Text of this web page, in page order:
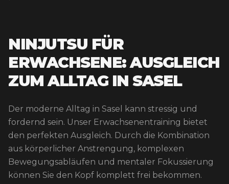
NINJUTSU FÜR
ERWACHSENE: AUSGLEICH
ZUM ALLTAG IN SASEL
Der moderne Alltag in Sasel kann stressig und
fordernd sein. Unser Erwachsenentraining bietet
den perfekten Ausgleich. Durch die Kombination
aus körperlicher Anstrengung, komplexen
Bewegungsabläufen und mentaler Fokussierung
können Sie den Kopf komplett frei bekommen.